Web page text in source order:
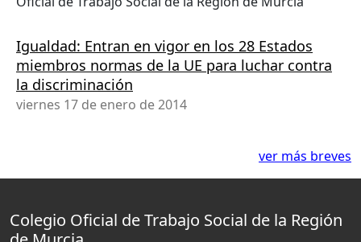
Igualdad: Entran en vigor en los 28 Estados
miembros normas de la UE para luchar contra
la discriminación
viernes 17 de enero de 2014
ver más breves
Colegio Oficial de Trabajo Social de la Región